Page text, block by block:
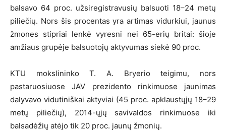
balsavo 64 proc. užsiregistravusių balsuoti 18–24 metų
piliečių. Nors šis procentas yra artimas vidurkiui, jaunus
žmones stipriai lenkė vyresni nei 65-erių britai: šioje
amžiaus grupėje balsuotojų aktyvumas siekė 90 proc.
KTU mokslininko T. A. Bryerio teigimu, nors
pastaruosiuose JAV prezidento rinkimuose jaunimas
dalyvavo vidutiniškai aktyviai (45 proc. apklaustųjų 18–29
metų piliečių), 2014-ųjų savivaldos rinkimuose iki
balsadėžių atėjo tik 20 proc. jaunų žmonių.